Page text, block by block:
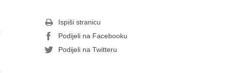
Ispiši stranicu
Podijeli na Facebooku
Podijeli na Twitteru